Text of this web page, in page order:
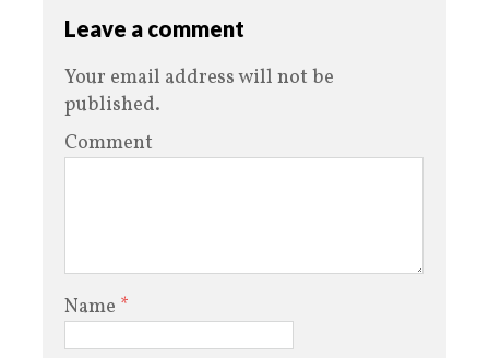
Leave a comment
Your email address will not be
published.
Comment
Name *